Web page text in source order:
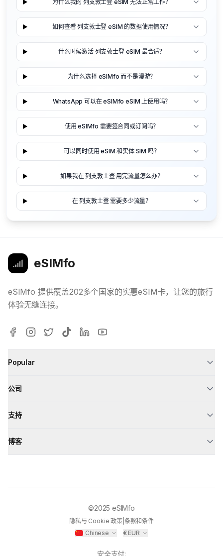
为什么我的 列支敦士登 eSIM 无法正常工作？
如何查看 列支敦士登 eSIM 的数据使用情况？
什么时候激活 列支敦士登 eSIM 最合适？
为什么选择 eSIMfo 而不是漫游？
WhatsApp 可以在 eSIMfo eSIM 上使用吗？
使用 eSIMfo 需要签合同或订阅吗？
可以同时使用 eSIM 和实体 SIM 吗？
如果我在 列支敦士登 用完流量怎么办？
在 列支敦士登 需要多少流量？
eSIMfo
eSIMfo 提供覆盖202多个国家的实惠eSIM卡，让您的旅行
体验无缝连接。
Popular
公司
支持
博客
©2025 eSIMfo
隐私与 Cookie 政策| 条款和条件
Chinese
€EUR
安全支付: